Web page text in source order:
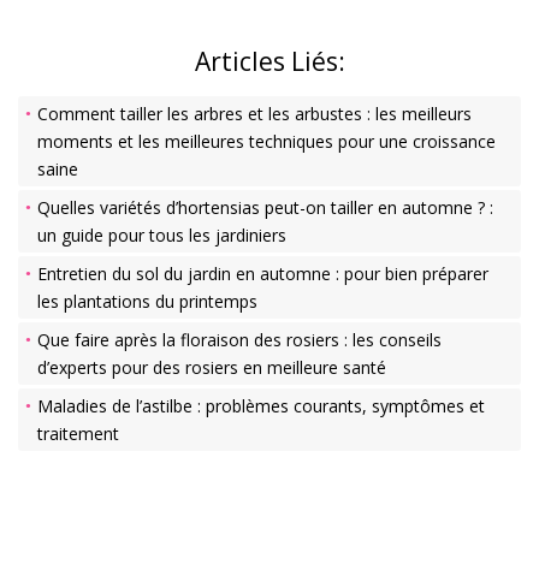
Articles Liés:
Comment tailler les arbres et les arbustes : les meilleurs
moments et les meilleures techniques pour une croissance
saine
Quelles variétés d’hortensias peut-on tailler en automne ? :
un guide pour tous les jardiniers
Entretien du sol du jardin en automne : pour bien préparer
les plantations du printemps
Que faire après la floraison des rosiers : les conseils
d’experts pour des rosiers en meilleure santé
Maladies de l’astilbe : problèmes courants, symptômes et
traitement